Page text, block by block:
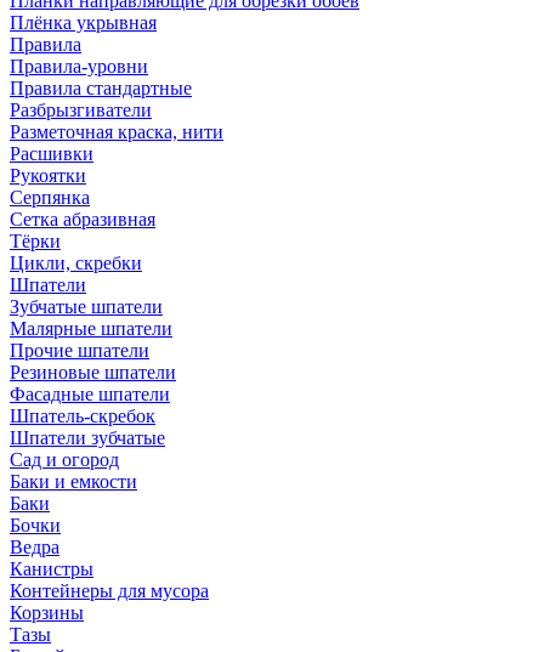
Плёнка укрывная
Правила
Правила-уровни
Правила стандартные
Разбрызгиватели
Разметочная краска, нити
Расшивки
Рукоятки
Серпянка
Сетка абразивная
Тёрки
Цикли, скребки
Шпатели
Зубчатые шпатели
Малярные шпатели
Прочие шпатели
Резиновые шпатели
Фасадные шпатели
Шпатель-скребок
Шпатели зубчатые
Сад и огород
Баки и емкости
Баки
Бочки
Ведра
Канистры
Контейнеры для мусора
Корзины
Тазы